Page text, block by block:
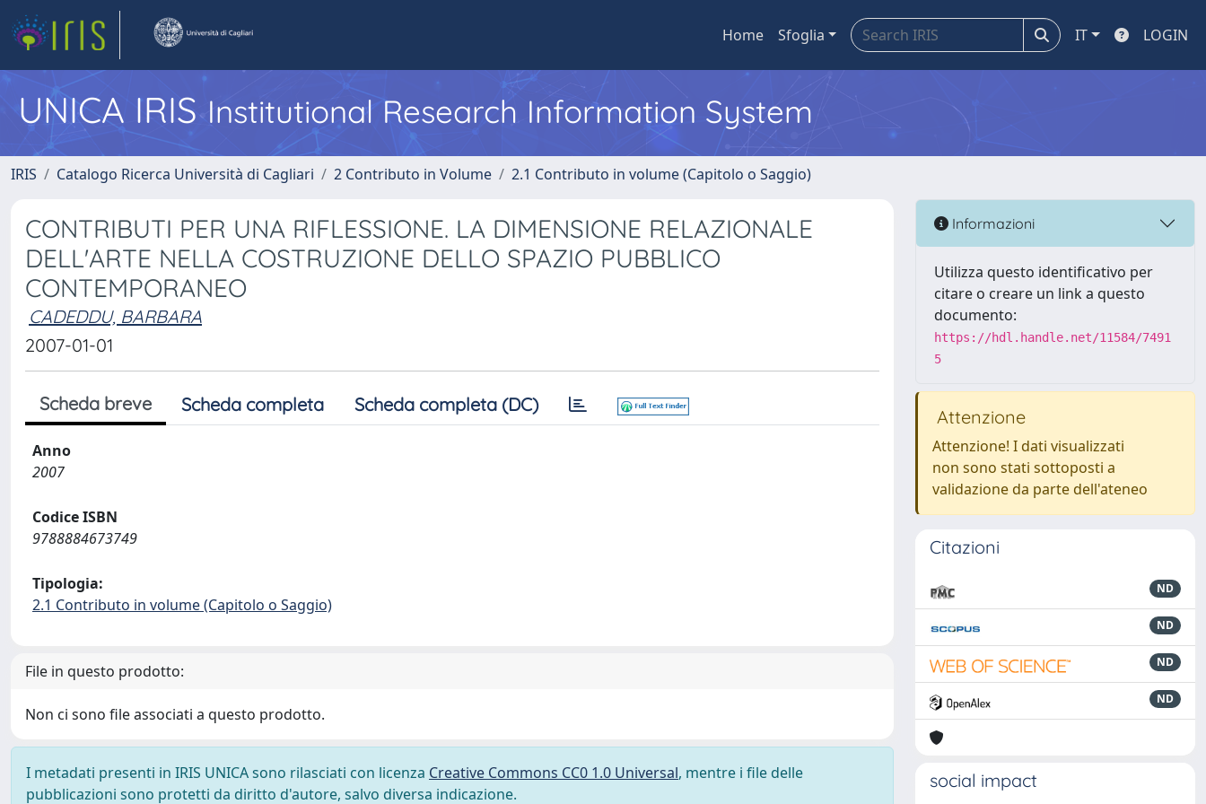
Home Sfoglia IT LOGIN
UNICA IRISInstitutional Research Information System
IRIS Catalogo Ricerca Università di Cagliari 2 Contributo in Volume 2.1 Contributo in volume (Capitolo o Saggio)
CONTRIBUTI PER UNA RIFLESSIONE. LA DIMENSIONE RELAZIONALE
DELL'ARTE NELLA COSTRUZIONE DELLO SPAZIO PUBBLICO
CONTEMPORANEO
CADEDDU, BARBARA
2007-01-01
Scheda breve Scheda completa Scheda completa (DC)
Anno
2007
Codice ISBN
9788884673749
Tipologia:
2.1 Contributo in volume (Capitolo o Saggio)
File in questo prodotto:
Non ci sono file associati a questo prodotto.
I metadati presenti in IRIS UNICA sono rilasciati con licenza Creative Commons CC0 1.0 Universal, mentre i file delle
pubblicazioni sono protetti da diritto d'autore, salvo diversa indicazione.
Informazioni
Utilizza questo identificativo per
citare o creare un link a questo
documento:
https://hdl.handle.net/11584/7491
5
Attenzione
Attenzione! I dati visualizzati
non sono stati sottoposti a
validazione da parte dell'ateneo
Citazioni
ND
ND
ND
ND
social impact